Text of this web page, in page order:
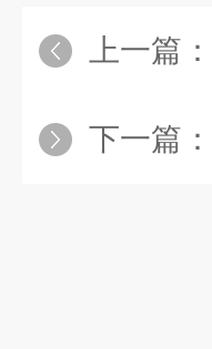
上一篇：
下一篇：